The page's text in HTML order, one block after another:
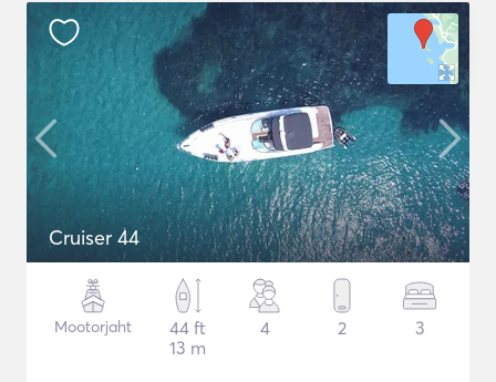
Cruiser 44
Mootorjaht
44 ft
13 m
4 2 3